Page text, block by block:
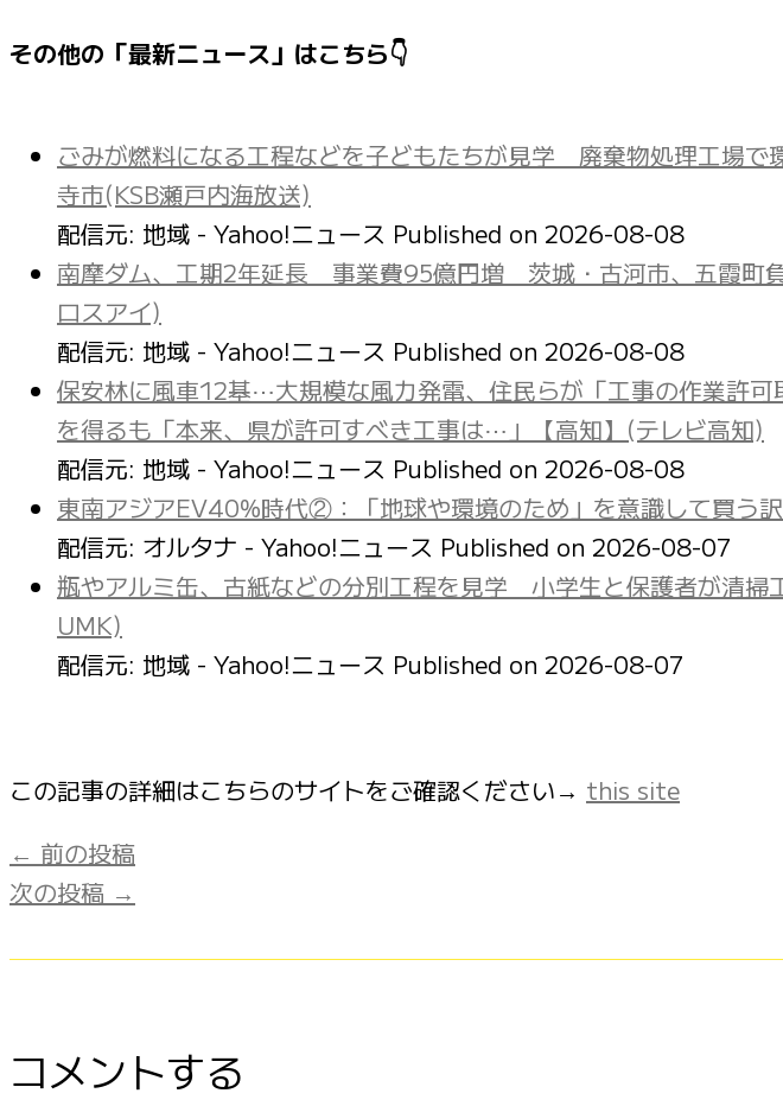
その他の「最新ニュース」はこちら👇
ごみが燃料になる工程などを子どもたちが見学 廃棄物処理工場
寺市(KSB瀬戸内海放送)
配信元: 地域 - Yahoo!ニュース Published on 2026-08-08
南摩ダム、工期2年延長 事業費95億円増 茨城・古河市、五霞町
ロスアイ)
配信元: 地域 - Yahoo!ニュース Published on 2026-08-08
保安林に風車12基⋯大規模な風力発電、住民らが「工事の作業許
を得るも「本来、県が許可すべき工事は⋯」【高知】(テレビ高知)
配信元: 地域 - Yahoo!ニュース Published on 2026-08-08
東南アジアEV40%時代②：「地球や環境のため」を意識して買う
配信元: オルタナ - Yahoo!ニュース Published on 2026-08-07
瓶やアルミ缶、古紙などの分別工程を見学 小学生と保護者が清掃
UMK)
配信元: 地域 - Yahoo!ニュース Published on 2026-08-07
この記事の詳細はこちらのサイトをご確認ください→ this site
← 前の投稿
次の投稿 →
コメントする